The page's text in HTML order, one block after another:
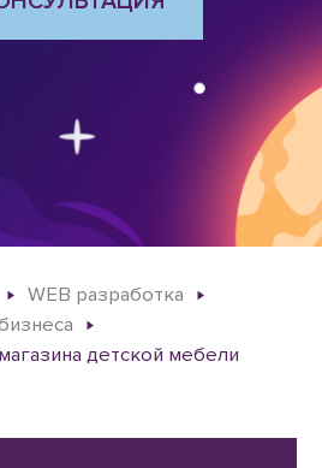
WEB разработка
детской мебели